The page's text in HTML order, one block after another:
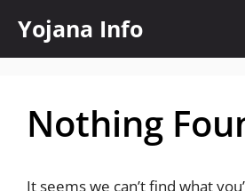
content
Yojana Info
Nothing
It seems we can’t find what